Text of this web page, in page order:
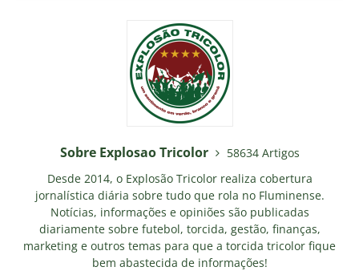
Sobre Explosao Tricolor
58634 Artigos
Desde 2014, o Explosão Tricolor realiza cobertura
jornalística diária sobre tudo que rola no Fluminense.
Notícias, informações e opiniões são publicadas
diariamente sobre futebol, torcida, gestão, finanças,
marketing e outros temas para que a torcida tricolor fique
bem abastecida de informações!